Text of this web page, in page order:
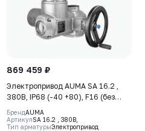
869 459 ₽
Электропривод AUMA SA 16.2 ,
380В, IP68 (-40 +80), F16 (без
указателя положения)
БрендAUMA
АртикулSA 16.2 , 380В,
Тип арматурыЭлектропривод